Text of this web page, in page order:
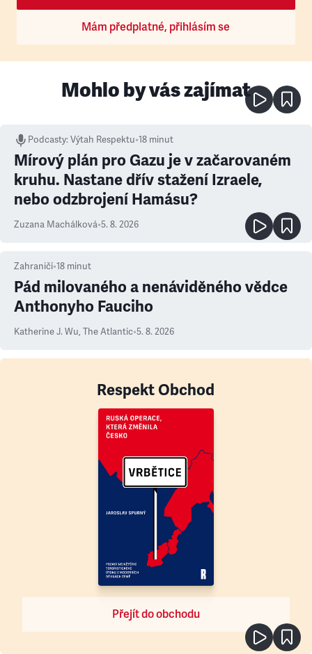
Mám předplatné, přihlásím se
Mohlo by vás zajímat
Podcasty:Výtah Respektu•18 minut
Mírový plán pro Gazu je v začarovaném
kruhu. Nastane dřív stažení Izraele,
nebo odzbrojení Hamásu?
Zuzana Machálková•5. 8. 2026
Zahraničí•18 minut
Pád milovaného a nenáviděného vědce
Anthonyho Fauciho
Katherine J. Wu, The Atlantic•5. 8. 2026
Respekt Obchod
Přejít do obchodu